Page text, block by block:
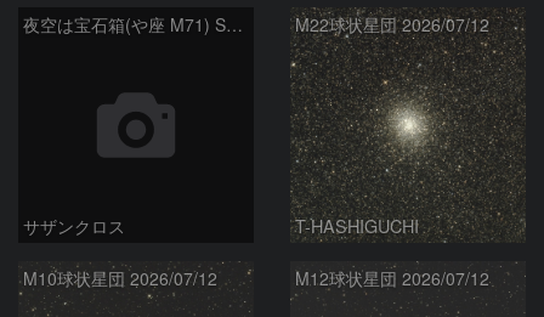
夜空は宝石箱(や座 M71) Seestar50
サザンクロス
M22球状星団 2026/07/12
T-HASHIGUCHI
M10球状星団 2026/07/12 M12球状星団 2026/07/12